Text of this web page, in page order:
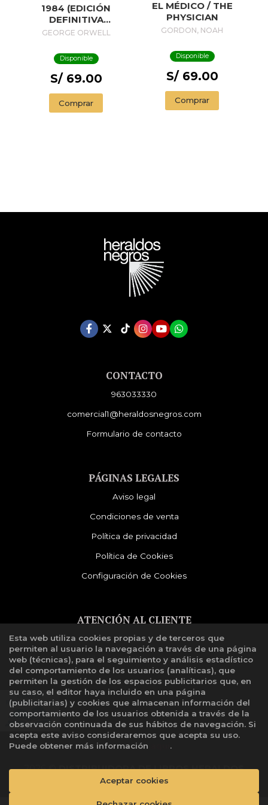
1984 (EDICIÓN
DEFINITIVA
AVALADA POR THE
(EDICIÓN ESPECIAL
LIMITADA CON
CANTOS
(EDITION
ENDORSED BY THE
GEORGE ORWELL
Disponible
S/ 69.00
Comprar
EL MÉDICO / THE
PHYSICIAN
GORDON, NOAH
Disponible
S/ 69.00
Comprar
CONTACTO
963033330
comercial1@heraldosnegros.com
Formulario de contacto
PÁGINAS LEGALES
Aviso legal
Condiciones de venta
Política de privacidad
Política de Cookies
Configuración de Cookies
ATENCIÓN AL CLIENTE
Quiénes somos
Libro de reclamaciones
2026 ©DISTRIBUIDORA DE LIBROS HERALDOS
. Todos los Derechos Reservados |
Esta web utiliza cookies propias y de terceros que
permiten al usuario la navegación a través de una página
web (técnicas), para el seguimiento y análisis estadístico
del comportamiento de los usuarios (analíticas), que
permiten la gestión de los espacios publicitarios que, en
su caso, el editor haya incluido en una página
(publicitarias) y cookies que almacenan información del
comportamiento de los usuarios obtenida a través de la
observación continuada de sus hábitos de navegación. Si
acepta este aviso consideraremos que acepta su uso.
Puede obtener más información
.
Aceptar cookies